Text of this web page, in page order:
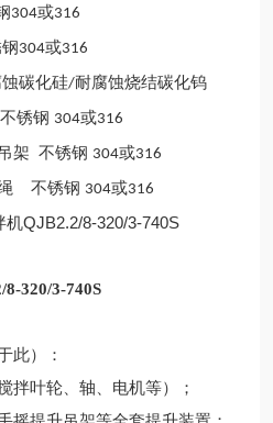
304或316
304或316
碳化硅/耐腐蚀烧结碳化钨
不锈钢 304或316
架 不锈钢 304或316
不锈钢 304或316
320/3-740S
此）：
拌叶轮、轴、电机等）；